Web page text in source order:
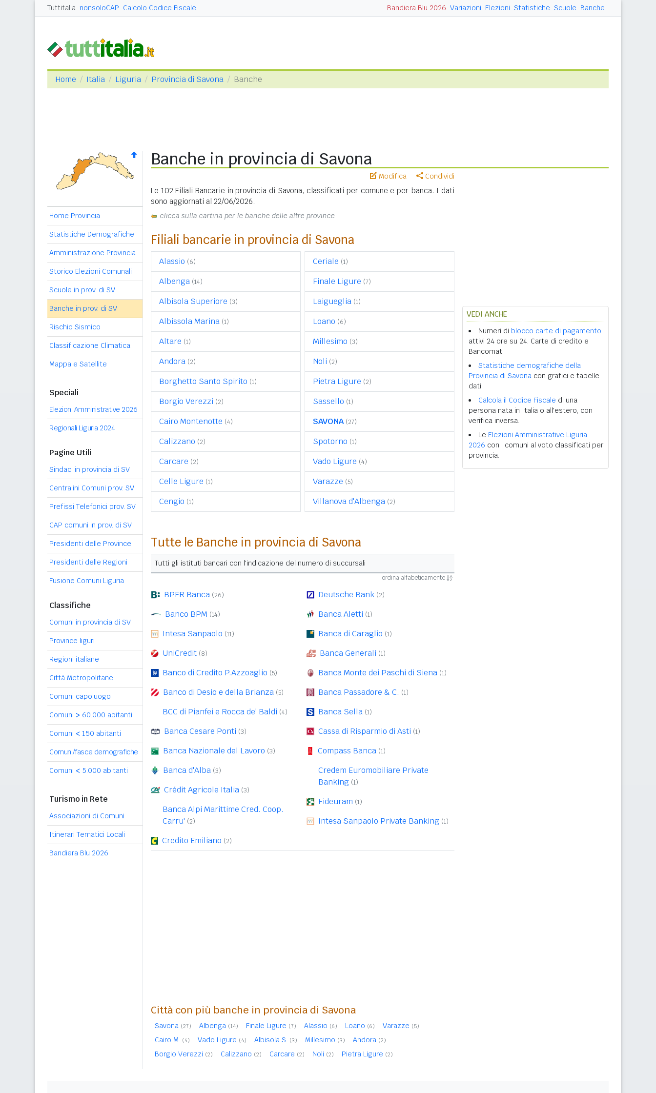
Tuttitalia nonsoloCAP Calcolo Codice Fiscale Bandiera Blu 2026 Variazioni Elezioni Statistiche Scuole Banche
Home Italia Liguria Provincia di Savona Banche
Home Provincia
Statistiche Demografiche
Amministrazione Provincia
Storico Elezioni Comunali
Scuole in prov. di SV
Banche in prov. di SV
Rischio Sismico
Classificazione Climatica
Mappa e Satellite
Speciali
Elezioni Amministrative 2026
Regionali Liguria 2024
Pagine Utili
Sindaci in provincia di SV
Centralini Comuni prov. SV
Prefissi Telefonici prov. SV
CAP comuni in prov. di SV
Presidenti delle Province
Presidenti delle Regioni
Fusione Comuni Liguria
Classifiche
Comuni in provincia di SV
Province liguri
Regioni italiane
Città Metropolitane
Comuni capoluogo
Comuni > 60.000 abitanti
Comuni < 150 abitanti
Comuni/fasce demografiche
Comuni < 5.000 abitanti
Turismo in Rete
Associazioni di Comuni
Itinerari Tematici Locali
Bandiera Blu 2026
Banche in provincia di Savona
Modifica Condividi
Le 102 Filiali Bancarie in provincia di Savona, classificati per comune e per banca. I dati
sono aggiornati al 22/06/2026.
clicca sulla cartina per le banche delle altre province
Filiali bancarie in provincia di Savona
Alassio (6)
Albenga (14)
Albisola Superiore (3)
Albissola Marina (1)
Altare (1)
Andora (2)
Borghetto Santo Spirito (1)
Borgio Verezzi (2)
Cairo Montenotte (4)
Calizzano (2)
Carcare (2)
Celle Ligure (1)
Cengio (1)
Ceriale (1)
Finale Ligure (7)
Laigueglia (1)
Loano (6)
Millesimo (3)
Noli (2)
Pietra Ligure (2)
Sassello (1)
SAVONA (27)
Spotorno (1)
Vado Ligure (4)
Varazze (5)
Villanova d'Albenga (2)
Tutte le Banche in provincia di Savona
Tutti gli istituti bancari con l'indicazione del numero di succursali
ordina alfabeticamente
BPER Banca (26)
Banco BPM (14)
Intesa Sanpaolo (11)
UniCredit (8)
Banco di Credito P.Azzoaglio (5)
Banco di Desio e della Brianza (5)
BCC di Pianfei e Rocca de' Baldi (4)
Banca Cesare Ponti (3)
Banca Nazionale del Lavoro (3)
Banca d'Alba (3)
Crédit Agricole Italia (3)
Banca Alpi Marittime Cred. Coop.
Carru' (2)
Credito Emiliano (2)
Deutsche Bank (2)
Banca Aletti (1)
Banca di Caraglio (1)
Banca Generali (1)
Banca Monte dei Paschi di Siena (1)
Banca Passadore & C. (1)
Banca Sella (1)
Cassa di Risparmio di Asti (1)
Compass Banca (1)
Credem Euromobiliare Private
Banking (1)
Fideuram (1)
Intesa Sanpaolo Private Banking (1)
Città con più banche in provincia di Savona
Savona (27) Albenga (14) Finale Ligure (7) Alassio (6) Loano (6) Varazze (5)
Cairo M. (4) Vado Ligure (4) Albisola S. (3) Millesimo (3) Andora (2)
Borgio Verezzi (2) Calizzano (2) Carcare (2) Noli (2) Pietra Ligure (2)
VEDI ANCHE
Numeri di blocco carte di pagamento
attivi 24 ore su 24. Carte di credito e
Bancomat.
Statistiche demografiche della
Provincia di Savona con grafici e tabelle
dati.
Calcola il Codice Fiscale di una
persona nata in Italia o all'estero, con
verifica inversa.
Le Elezioni Amministrative Liguria
2026 con i comuni al voto classificati per
provincia.